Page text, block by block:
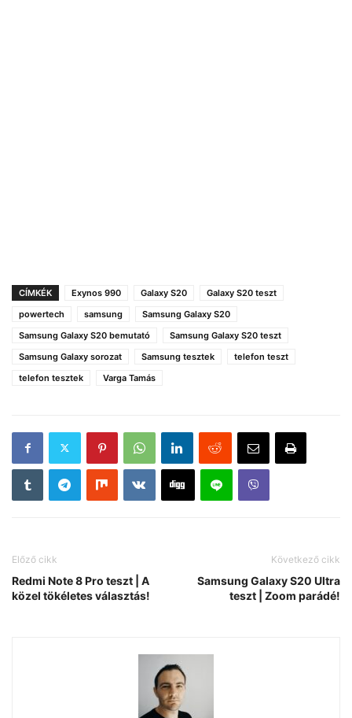
CÍMKÉK Exynos 990 Galaxy S20
Galaxy S20 teszt
powertech
samsung
Samsung Galaxy S20
Samsung Galaxy S20 bemutató
Samsung Galaxy S20 teszt
Samsung Galaxy sorozat
Samsung tesztek
telefon teszt
telefon tesztek
Varga Tamás
Előző cikk
Redmi Note 8 Pro teszt | A
közel tökéletes választás!
Következő cikk
Samsung Galaxy S20 Ultra
teszt | Zoom parádé!